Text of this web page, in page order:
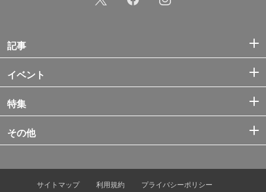
記事
イベント
特集
その他
サイトマップ 利用規約 プライバシーポリシー